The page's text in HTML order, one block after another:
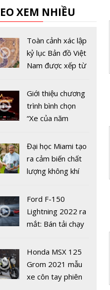
sinh lớp 10 TP HN
cấp xin ý kiến Thủ
tướng về việc nghỉ
học của học sinh
Trường đại học về
AI đầu tiên trên
thế giới được
thành lập ở UAE
XEM NHIỀU
Toàn cảnh xác lập
kỷ lục Bản đồ Việt
Nam được xếp từ
năm 2022
Giới thiệu chương
trình bình chọn
“Xe của năm
Đại học Miami tạo
ra cảm biến chất
lượng không khí
19
Ford F-150
Lightning 2022 ra
mắt: Bán tải chạy
chưa đến 40 nghìn
USD
Honda MSX 125
Grom 2021 mẫu
xe côn tay phiên